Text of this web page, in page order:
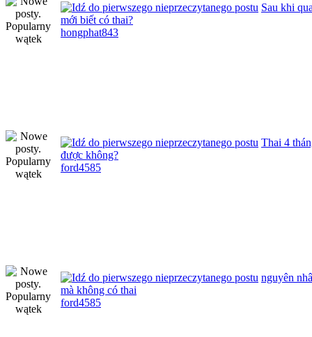
Sau khi
mới biết có thai?
hongphat843
Thai 4
được không?
ford4585
nguyên
mà không có thai
ford4585